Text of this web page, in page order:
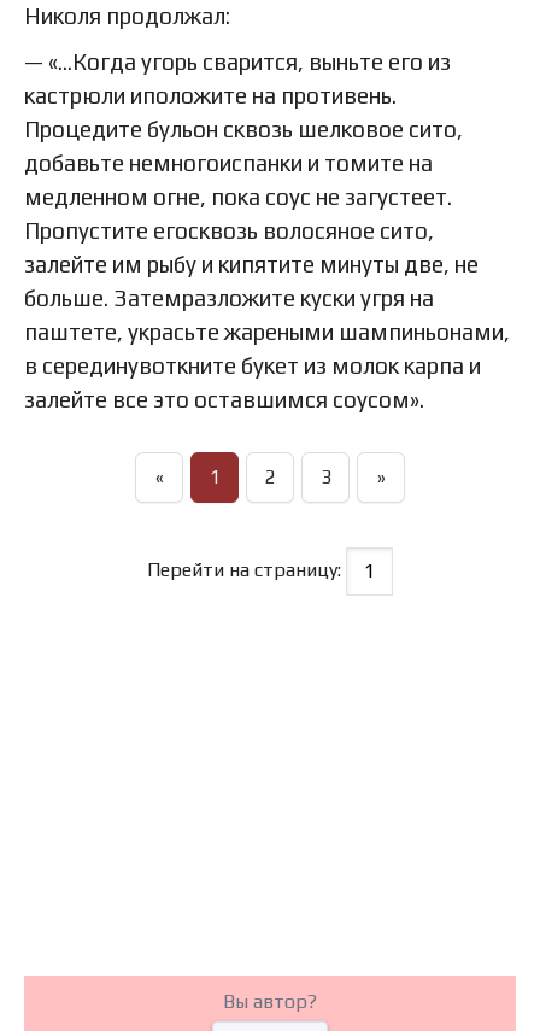
Николя продолжал:
— «…Когда угорь сварится, выньте его из
кастрюли иположите на противень.
Процедите бульон сквозь шелковое сито,
добавьте немногоиспанки и томите на
медленном огне, пока соус не загустеет.
Пропустите егосквозь волосяное сито,
залейте им рыбу и кипятите минуты две, не
больше. Затемразложите куски угря на
паштете, украсьте жареными шампиньонами,
в серединувоткните букет из молок карпа и
залейте все это оставшимся соусом».
« 1 2 3 »
Перейти на страницу:
Вы автор?